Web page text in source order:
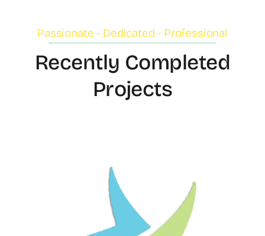
Passionate - Dedicated - Professional
Recently Completed
Projects